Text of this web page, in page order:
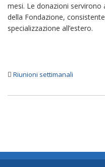
mesi. Le donazioni
della Fondazione,
specializzazione all’estero.
Riunioni settimanali